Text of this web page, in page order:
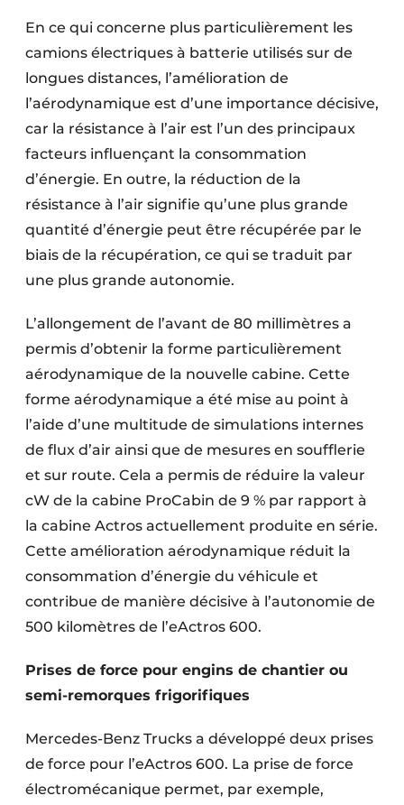
En ce qui concerne plus particulièrement les
camions électriques à batterie utilisés sur de
longues distances, l’amélioration de
l’aérodynamique est d’une importance décisive,
car la résistance à l’air est l’un des principaux
facteurs influençant la consommation
d’énergie. En outre, la réduction de la
résistance à l’air signifie qu’une plus grande
quantité d’énergie peut être récupérée par le
biais de la récupération, ce qui se traduit par
une plus grande autonomie.
L’allongement de l’avant de 80 millimètres a
permis d’obtenir la forme particulièrement
aérodynamique de la nouvelle cabine. Cette
forme aérodynamique a été mise au point à
l’aide d’une multitude de simulations internes
de flux d’air ainsi que de mesures en soufflerie
et sur route. Cela a permis de réduire la valeur
cW de la cabine ProCabin de 9 % par rapport à
la cabine Actros actuellement produite en série.
Cette amélioration aérodynamique réduit la
consommation d’énergie du véhicule et
contribue de manière décisive à l’autonomie de
500 kilomètres de l’eActros 600.
Prises de force pour engins de chantier ou
semi-remorques frigorifiques
Mercedes-Benz Trucks a développé deux prises
de force pour l’eActros 600. La prise de force
électromécanique permet, par exemple,